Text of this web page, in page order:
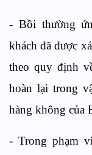
- Bồi thường
khách đã được
theo quy định
hoàn lại trong
hàng không của
- Trong phạm